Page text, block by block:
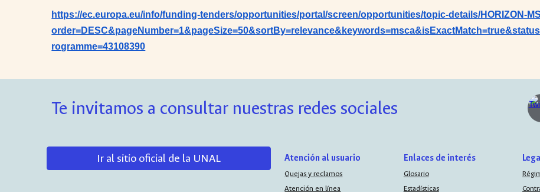
https://ec.europa.eu/info/funding-tenders/opportunities/portal/screen/opportunities/topic-details/HORIZON-
rogramme=43108390
Te invitamos a consultar nuestras redes sociales
Ir al sitio oficial de la UNAL Atención al usuario
Quejas y reclamos
Atención en línea
Enlaces de interés
Glosario
Estadísticas